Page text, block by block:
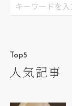
Top5
人気記事